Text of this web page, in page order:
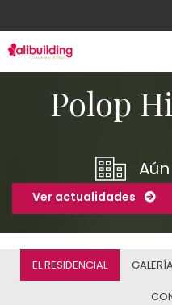
contenido
principal
Polop
Ver actualidades
EL RESIDENCIAL